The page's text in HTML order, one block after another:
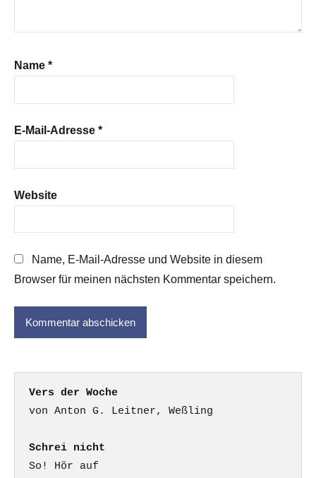
Name *
E-Mail-Adresse *
Website
Name, E-Mail-Adresse und Website in diesem
Browser für meinen nächsten Kommentar speichern.
Vers der Woche
Schrei nicht
So! Hör auf